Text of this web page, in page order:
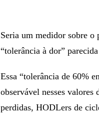
Seria um medidor sobre o
“tolerância à dor”
Essa “tolerância de 60%
observável nesses
perdidas, HODLers de